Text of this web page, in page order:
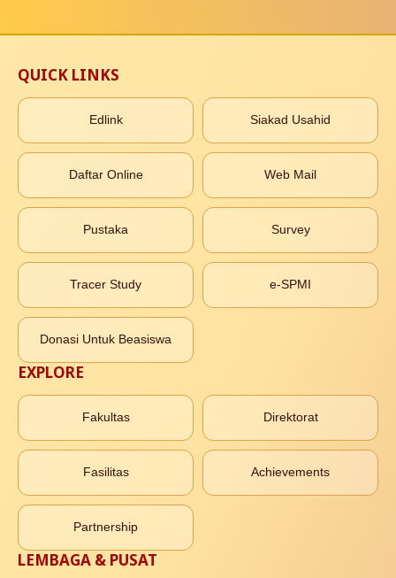
QUICK LINKS
Edlink Siakad Usahid
Daftar Online Web Mail
Pustaka Survey
Tracer Study e-SPMI
Donasi Untuk Beasiswa
EXPLORE
Fakultas Direktorat
Fasilitas Achievements
Partnership
LEMBAGA & PUSAT